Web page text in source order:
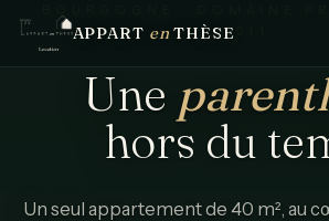
APPART en THÈSE1511
Une
hors du
Un seul appartement de 40 m², au